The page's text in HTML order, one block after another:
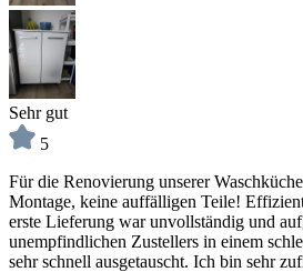
Sehr gut
5
Für die Renovierung unserer
Montage, keine auffälligen Teile!
erste Lieferung war unvollständig und
unempfindlichen Zustellers in einem
sehr schnell ausgetauscht. Ich bin sehr